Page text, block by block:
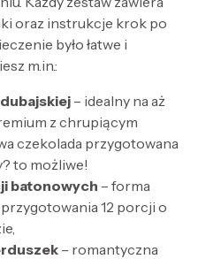
oraz instrukcje krok po
było łatwe i
m.in.:
– idealny na aż
z chrupiącym
czekolada przygotowana
to możliwe!
batonowych – forma
12 porcji o
– romantyczna